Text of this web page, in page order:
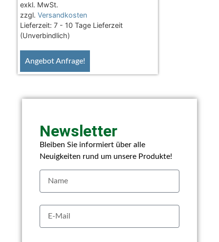
exkl. MwSt.
zzgl. Versandkosten
Lieferzeit: 7 - 10 Tage Lieferzeit
(Unverbindlich)
Angebot Anfrage!
Newsletter
Bleiben Sie informiert über alle
Neuigkeiten rund um unsere Produkte!